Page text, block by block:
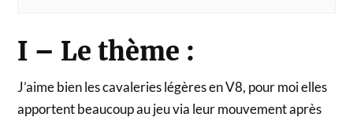
I – Le thème :
J’aime bien les cavaleries légères en V8, pour moi elles
apportent beaucoup au jeu via leur mouvement après